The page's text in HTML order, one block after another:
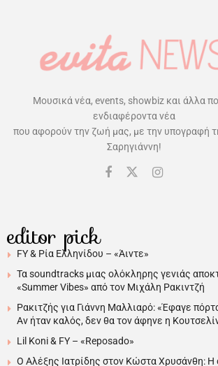
Μουσικά νέα, events, showbiz και άλλα
ενδιαφέροντα νέα
που αφορούν την ζωή μας, με την υπογραφή
Σαρηγιάννη!
editor pick
FY & Ρία Ελληνίδου – «Άιντε»
Τα soundtracks μιας ολόκληρης γενιάς
«Summer Vibes» από τον Μιχάλη Ρακιντζή
Ρακιτζής για Γιάννη Μαλλιαρό: «Έφαγε
Αν ήταν καλός, δεν θα τον άφηνε η
Lil Koni & FY – «Reposado»
Ο Αλέξης Ιατρίδης στον Κώστα Χρυσάνθη: Η